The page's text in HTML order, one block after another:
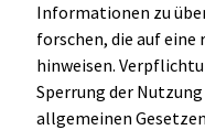
Informationen zu
forschen, die auf
hinweisen.
Sperrung der
allgemeinen